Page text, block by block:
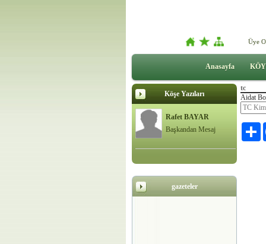
Üye
Anasayfa
Köşe Yazıları
Rafet BAYAR
Başkandan Mesaj
gazeteler
tc
Aidat